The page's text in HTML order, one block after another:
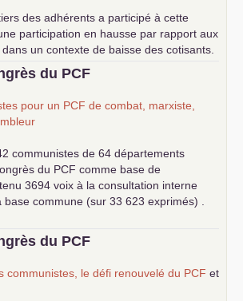
des adhérents a participé à cette
participation en hausse par rapport aux
un contexte de baisse des cotisants.
du PCF
pour un PCF de combat, marxiste,
communistes de 64 départements
du PCF comme base de
3694 voix à la consultation interne
commune (sur 33 623 exprimés) .
du PCF
communistes, le défi renouvelé du PCF et